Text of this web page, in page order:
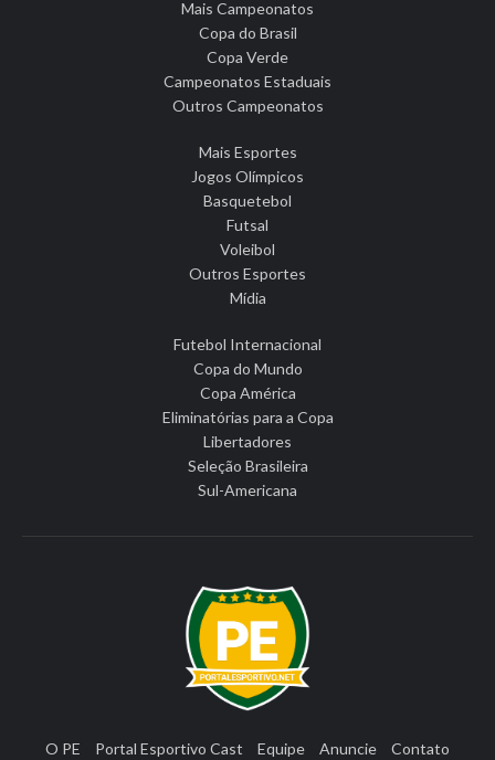
Mais Campeonatos
Copa do Brasil
Copa Verde
Campeonatos Estaduais
Outros Campeonatos
Mais Esportes
Jogos Olímpicos
Basquetebol
Futsal
Voleibol
Outros Esportes
Mídia
Futebol Internacional
Copa do Mundo
Copa América
Eliminatórias para a Copa
Libertadores
Seleção Brasileira
Sul-Americana
O PE Portal Esportivo Cast Equipe Anuncie Contato